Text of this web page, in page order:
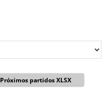
Próximos partidos XLSX